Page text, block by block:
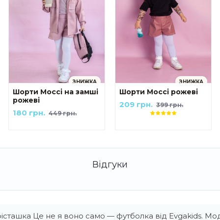
ЗНИЖКА
Шорти Моссі на замші
рожеві
449 грн.
180 грн.
ЗНИЖКА
Шорти Моссі рожеві
399 грн.
209 грн.
Це не я воно само — футболка від Evgakids.